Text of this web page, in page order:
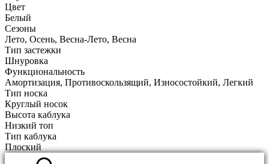
Цвет
Белый
Сезоны
Лето, Осень, Весна-Лето, Весна
Тип застежки
Шнуровка
Функциональность
Амортизация, Противоскользящий, Износостойкий, Легкий
Тип носка
Круглый носок
Высота каблука
Низкий топ
Тип каблука
Плоский